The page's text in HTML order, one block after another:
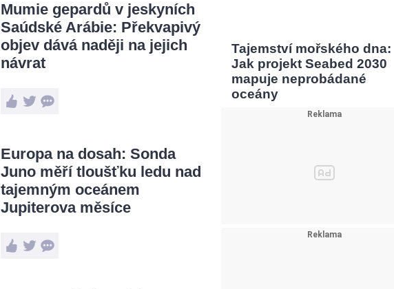
Mumie gepardů v jeskyních
Saúdské Arábie: Překvapivý
objev dává naději na jejich
návrat
Europa na dosah: Sonda
Juno měří tloušťku ledu nad
tajemným oceánem
Jupiterova měsíce
Tajemství mořského dna:
Jak projekt Seabed 2030
mapuje neprobádané
oceány